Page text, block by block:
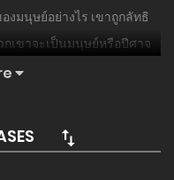
งมนุษย์อย่างไร เขาถูกลัทธิ
กเขาจะเป็นมนุษย์หรือปีศาจ
หยุนซิน แม้แต่นักสะสม
ะปีศาจ